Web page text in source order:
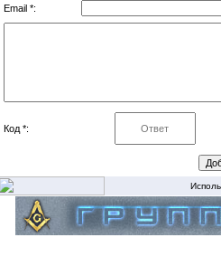
Email *:
Код *: